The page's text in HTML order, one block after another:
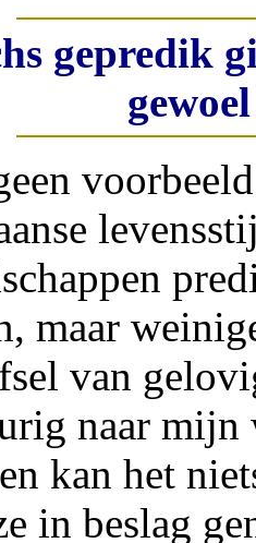
gepredik
maar
van
naar mijn
kan het
in beslag